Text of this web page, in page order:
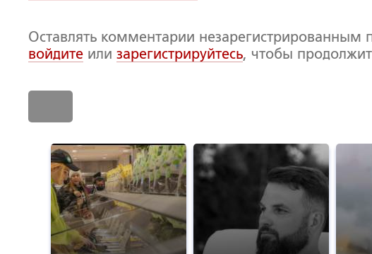
Оставлять комментарии незарегистрированным
войдите или зарегистрируйтесь, чтобы